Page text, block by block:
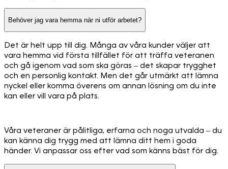
Behöver jag vara hemma när ni utför arbetet?
Det är helt upp till dig. Många av våra kunder väljer att
vara hemma vid första tillfället för att träffa veteranen
och gå igenom vad som ska göras – det skapar trygghet
och en personlig kontakt. Men det går utmärkt att lämna
nyckel eller komma överens om annan lösning om du inte
kan eller vill vara på plats.
Våra veteraner är pålitliga, erfarna och noga utvalda – du
kan känna dig trygg med att lämna ditt hem i goda
händer. Vi anpassar oss efter vad som känns bäst för dig.